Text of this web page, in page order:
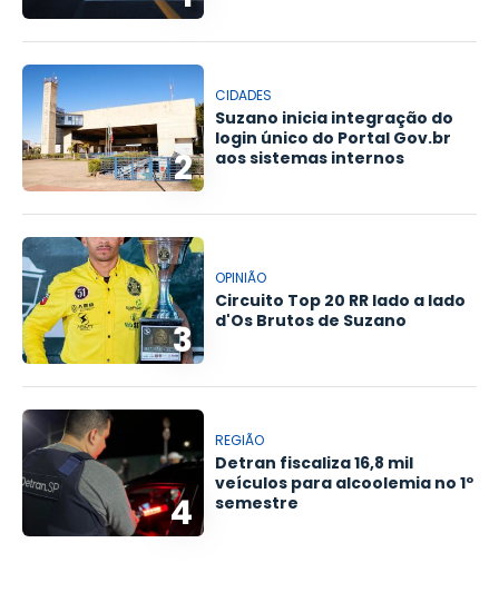
2
CIDADES
Suzano inicia integração do
login único do Portal Gov.br
aos sistemas internos
3
OPINIÃO
Circuito Top 20 RR lado a lado
d'Os Brutos de Suzano
4
REGIÃO
Detran fiscaliza 16,8 mil
veículos para alcoolemia no 1º
semestre